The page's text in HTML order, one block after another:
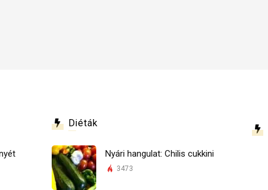
Diéták
Nyári hangulat: Chilis cukkini
3473